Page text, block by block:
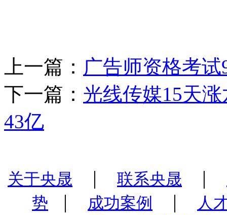
上一篇： 广告师资格考
下一篇： 光线传媒15天
43亿
关于央晟 | 联系央晟 |
势
| 成功案例 |
人